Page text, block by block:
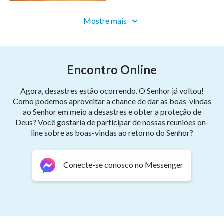
vida e vitalidade concedidas a elas pelo Criador
concedida à humanidade pelo Criador, cada uma delas
foi concedida pelo Criador e que diferia da linguagem
do homem. A autoridade do Criador não só confere
vitalidade de vida a objetos materiais aparentemente
mas, além disso, confere o instinto de se reproduzir e
multiplicar a todo ser vivente, de modo que eles
nunca desaparecerão, e de modo que, geração após
sobrevivência que lhes foram concedidos pelo
Mostre mais
Encontro Online
Agora, desastres estão ocorrendo. O Senhor já voltou!
Como podemos aproveitar a chance de dar as boas-vindas
ao Senhor em meio a desastres e obter a proteção de
Deus? Você gostaria de participar de nossas reuniões on-
line sobre as boas-vindas ao retorno do Senhor?
Conecte-se conosco no Messenger